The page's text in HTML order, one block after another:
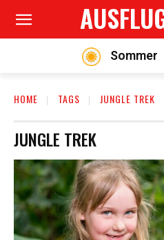
Sommer
HOME TAGS JUNGLE TREK
JUNGLE TREK